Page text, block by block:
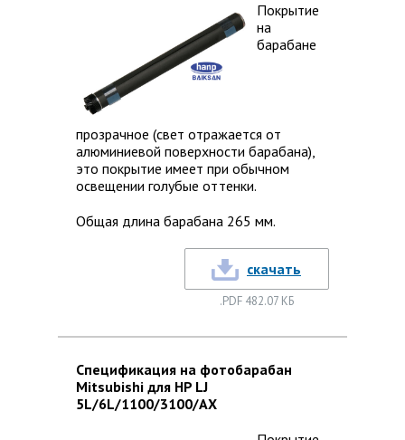
Покрытие
на
барабане
прозрачное (свет отражается от
алюминиевой поверхности барабана),
это покрытие имеет при обычном
освещении голубые оттенки.
Общая длина барабана 265 мм.
скачать
.PDF 482.07 КБ
Спецификация на фотобарабан
Mitsubishi для HP LJ
5L/6L/1100/3100/AX